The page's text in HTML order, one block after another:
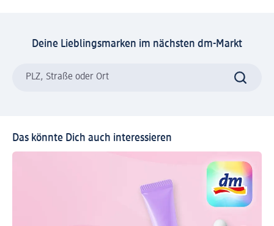
Deine Lieblingsmarken im nächsten dm-Markt
PLZ, Straße oder Ort
Das könnte Dich auch interessieren